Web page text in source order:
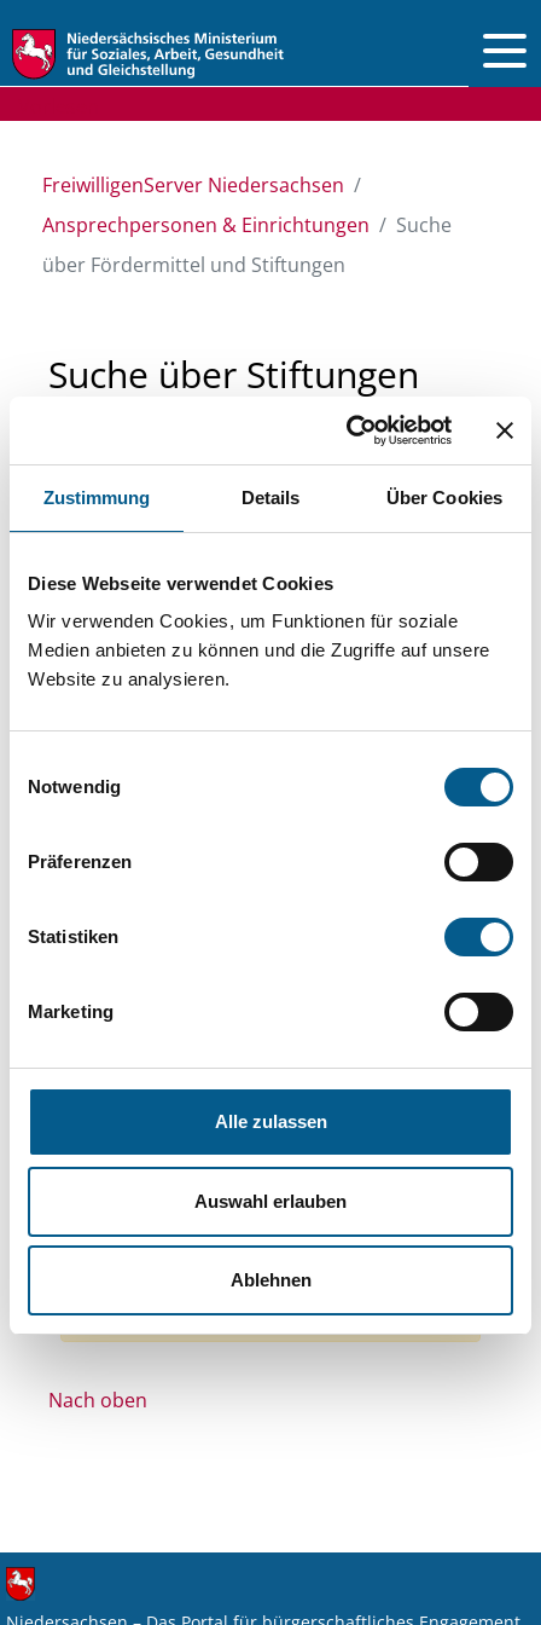
Zustimmung Details Über Cookies
Diese Webseite verwendet Cookies
Wir verwenden Cookies, um Funktionen für soziale
Medien anbieten zu können und die Zugriffe auf unsere
Website zu analysieren.
Notwendig
Präferenzen
Statistiken
Marketing
Alle zulassen
Auswahl erlauben
Ablehnen
FreiwilligenServer Niedersachsen
Ansprechpersonen & Einrichtungen
Suche
über Fördermittel und Stiftungen
Suche über Stiftungen
Sie suchen finanzielle Unterstützung für ein
direkt über unsere Fördermitteldatenbank und
Stiftungsdatenbank recherchieren. Bei der
Suche bitte die Groß- und Kleinschreibung
Bitte Suchbegriff eingeben. Ergebnisse
Kategorien verfeinert werden.
Suchen
Aktive Filter:
Themen: Gesundheitswesen
Themen: Bildung und Erziehung
Themen: Wissenschaft und Forschung
Themen: Natur- & Umweltschutz
Themen: Denkmalschutz
Alle Filter entfernen
Nach oben